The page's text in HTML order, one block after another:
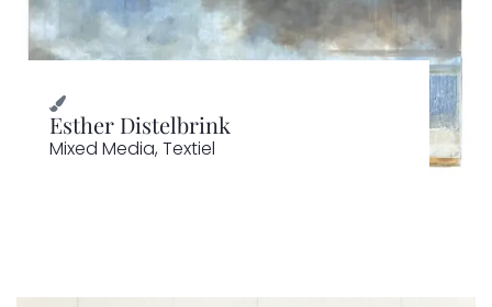
Esther Distelbrink
Mixed Media, Textiel